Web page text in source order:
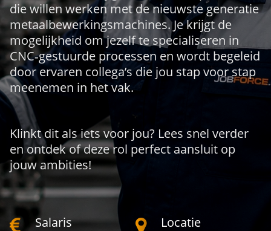
die willen werken met de nieuwste generatie
metaalbewerkingsmachines. Je krijgt de
mogelijkheid om jezelf te specialiseren in
CNC‑gestuurde processen en wordt begeleid
door ervaren collega’s die jou stap voor stap
meenemen in het vak.
Klinkt dit als iets voor jou? Lees snel verder
en ontdek of deze rol perfect aansluit op
jouw ambities!
Salaris Locatie